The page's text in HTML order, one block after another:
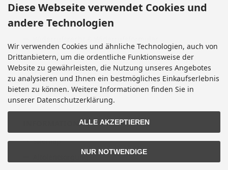
Impressum
Kontakt
Lieferzeit
Vertrag widerrufen
Cookie Einstellungen
INFORMATIONEN
Sitemap
Altölentsorgung
Diese Webseite verwendet Cookies und
andere Technologien
Wir verwenden Cookies und ähnliche Technologien, auch von
Drittanbietern, um die ordentliche Funktionsweise der
Website zu gewährleisten, die Nutzung unseres Angebotes
zu analysieren und Ihnen ein bestmögliches Einkaufserlebnis
bieten zu können. Weitere Informationen finden Sie in
unserer Datenschutzerklärung.
ALLE AKZEPTIEREN
NUR NOTWENDIGE